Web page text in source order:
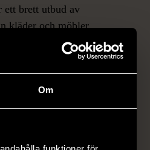
Om
ett brett utbud av
kläder och möbler
elektronik i våra
chansen att hitta
föremål som
vanliga butiker.